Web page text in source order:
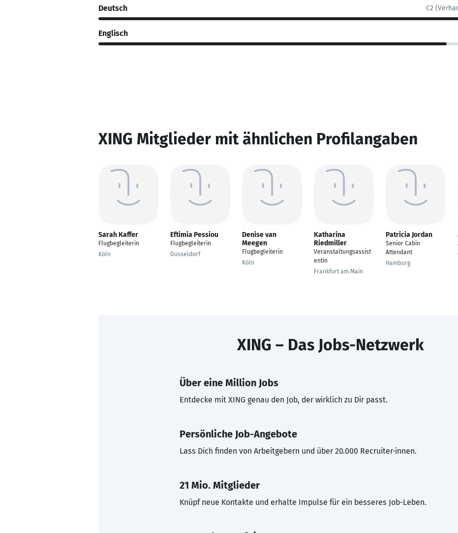
Deutsch C2
Englisch
XING Mitglieder mit ähnlichen Profilangaben
Sarah Kaffer
Flugbegleiterin
Köln
Eftimia Pessiou
Flugbegleiterin
Düsseldorf
Denise van
Meegen
Flugbegleiterin
Köln
Katharina
Riedmiller
Veranstaltungsassist
entin
Frankfurt am Main
Patricia Jordan
Senior Cabin
Attendant
Hamburg
XING – Das Jobs-Netzwerk
Über eine Million Jobs
Entdecke mit XING genau den Job, der wirklich zu Dir passt.
Persönliche Job-Angebote
Lass Dich finden von Arbeitgebern und über 20.000 Recruiter·innen.
21 Mio. Mitglieder
Knüpf neue Kontakte und erhalte Impulse für ein besseres Job-Leben.